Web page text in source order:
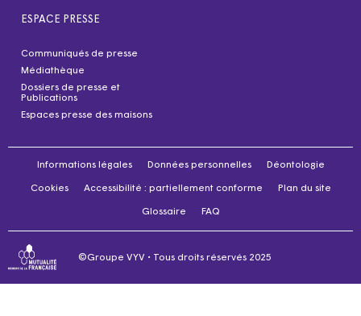
ESPACE PRESSE
Communiqués de presse
Médiathèque
Dossiers de presse et
Publications
Espaces presse des maisons
Informations légales Données personnelles Déontologie
Cookies Accessibilité : partiellement conforme Plan du site
Glossaire FAQ
©Groupe VYV • Tous droits réservés 2025